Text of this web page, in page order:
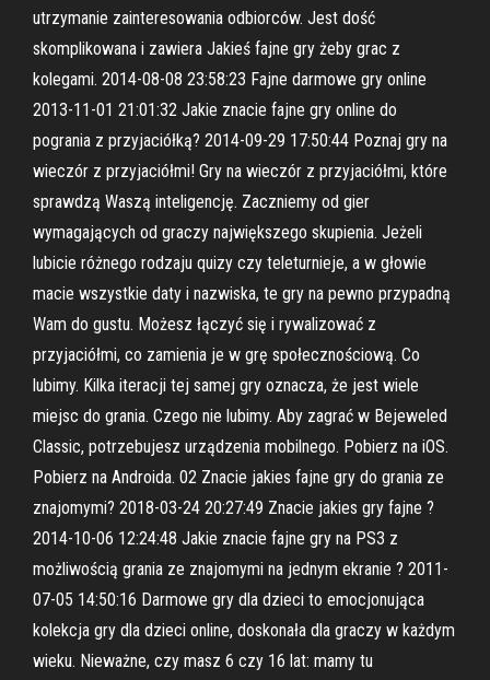
utrzymanie zainteresowania odbiorców. Jest dość
skomplikowana i zawiera Jakieś fajne gry żeby grac z
kolegami. 2014-08-08 23:58:23 Fajne darmowe gry online
2013-11-01 21:01:32 Jakie znacie fajne gry online do
pogrania z przyjaciółką? 2014-09-29 17:50:44 Poznaj gry na
wieczór z przyjaciółmi! Gry na wieczór z przyjaciółmi, które
sprawdzą Waszą inteligencję. Zaczniemy od gier
wymagających od graczy największego skupienia. Jeżeli
lubicie różnego rodzaju quizy czy teleturnieje, a w głowie
macie wszystkie daty i nazwiska, te gry na pewno przypadną
Wam do gustu. Możesz łączyć się i rywalizować z
przyjaciółmi, co zamienia je w grę społecznościową. Co
lubimy. Kilka iteracji tej samej gry oznacza, że jest wiele
miejsc do grania. Czego nie lubimy. Aby zagrać w Bejeweled
Classic, potrzebujesz urządzenia mobilnego. Pobierz na iOS.
Pobierz na Androida. 02 Znacie jakies fajne gry do grania ze
znajomymi? 2018-03-24 20:27:49 Znacie jakies gry fajne ?
2014-10-06 12:24:48 Jakie znacie fajne gry na PS3 z
możliwością grania ze znajomymi na jednym ekranie ? 2011-
07-05 14:50:16 Darmowe gry dla dzieci to emocjonująca
kolekcja gry dla dzieci online, doskonała dla graczy w każdym
wieku. Nieważne, czy masz 6 czy 16 lat: mamy tu